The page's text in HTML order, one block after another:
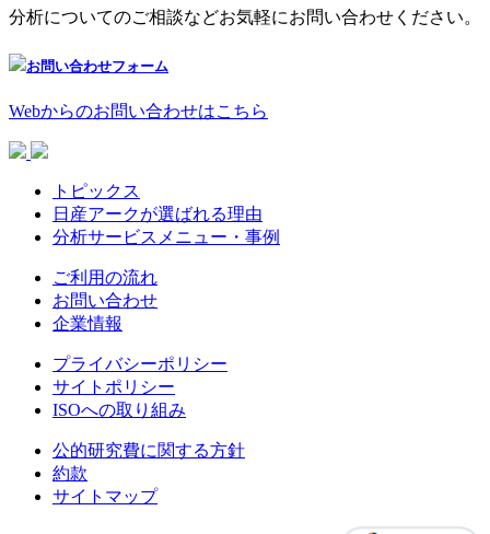
分析についてのご相談などお気軽にお問い合わせください。
お問い合わせフォーム
Webからのお問い合わせはこちら
トピックス
日産アークが選ばれる理由
分析サービスメニュー・事例
ご利用の流れ
お問い合わせ
企業情報
プライバシーポリシー
サイトポリシー
ISOへの取り組み
公的研究費に関する方針
約款
サイトマップ